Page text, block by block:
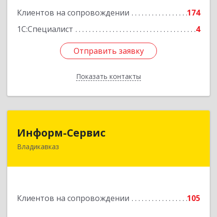
Клиентов на сопровождении
174
1С:Специалист
4
Отправить заявку
Показать контакты
Подробнее
Отправить заявку
Назад
Информ-Сервис
Владикавказ
Клиентов на сопровождении 105
362020, Северная Осетия - Алания Респ,